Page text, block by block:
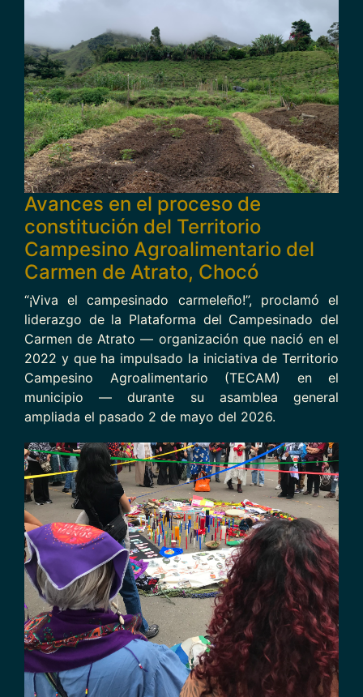
Avances en el proceso de
constitución del Territorio
Campesino Agroalimentario del
Carmen de Atrato, Chocó
“¡Viva el campesinado carmeleño!”, proclamó el
liderazgo de la Plataforma del Campesinado del
Carmen de Atrato — organización que nació en el
2022 y que ha impulsado la iniciativa de Territorio
Campesino Agroalimentario (TECAM) en el
municipio — durante su asamblea general
ampliada el pasado 2 de mayo del 2026.